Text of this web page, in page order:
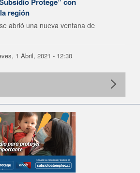
región
abrió una nueva ventana de
1 Abril, 2021 - 12:30